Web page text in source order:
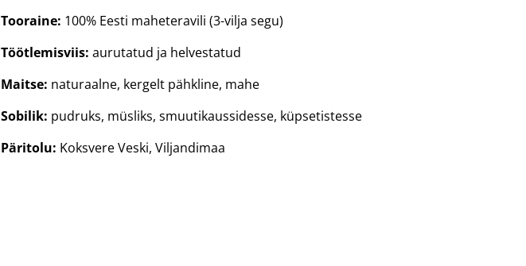
Tooraine: 100% Eesti maheteravili (3-vilja segu)
Töötlemisviis: aurutatud ja helvestatud
Maitse: naturaalne, kergelt pähkline, mahe
Sobilik: pudruks, müsliks, smuutikaussidesse, küpsetistesse
Päritolu: Koksvere Veski, Viljandimaa